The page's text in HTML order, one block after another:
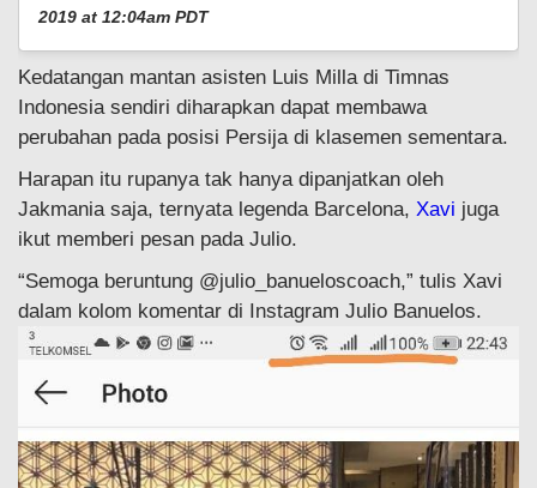
2019 at 12:04am PDT
Kedatangan mantan asisten Luis Milla di Timnas
Indonesia sendiri diharapkan dapat membawa
perubahan pada posisi Persija di klasemen sementara.
Harapan itu rupanya tak hanya dipanjatkan oleh
Jakmania saja, ternyata legenda Barcelona, Xavi juga
ikut memberi pesan pada Julio.
“Semoga beruntung @julio_banueloscoach,” tulis Xavi
dalam kolom komentar di Instagram Julio Banuelos.